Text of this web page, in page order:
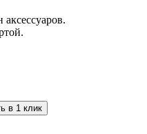
в 1 клик